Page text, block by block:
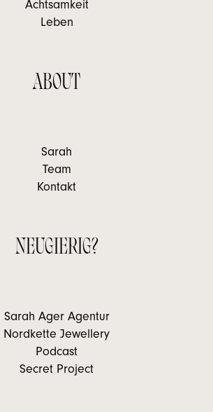
Achtsamkeit
Leben
ABOUT
Sarah
Team
Kontakt
NEUGIERIG?
Sarah Ager Agentur
Nordkette Jewellery
Podcast
Secret Project